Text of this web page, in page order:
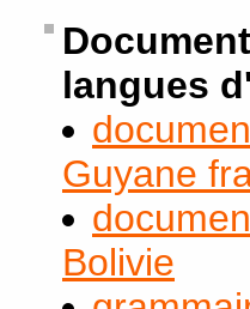
langues
Guyane
Bolivie